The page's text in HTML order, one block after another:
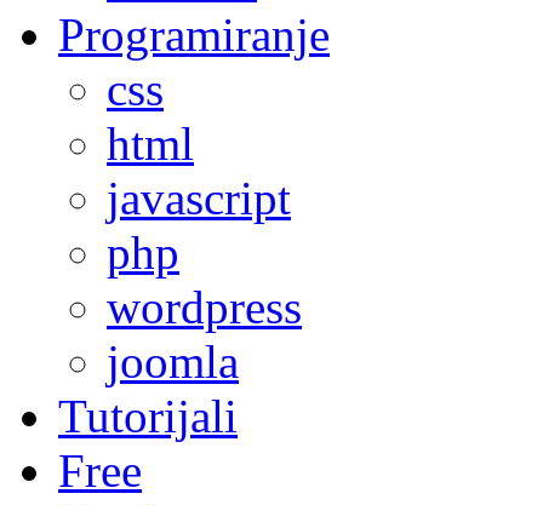
Programiranje
css
html
javascript
php
wordpress
joomla
Tutorijali
Free